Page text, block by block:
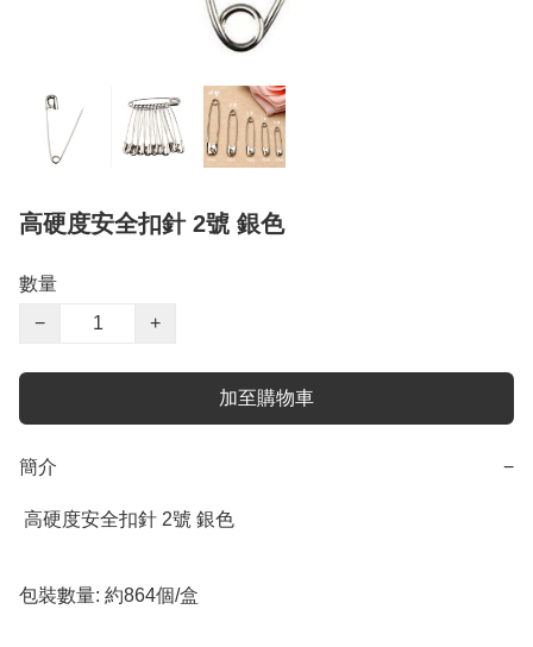
高硬度安全扣針 2號 銀色
數量
−
+
加至購物車
簡介 −
包裝數量: 約864個/盒